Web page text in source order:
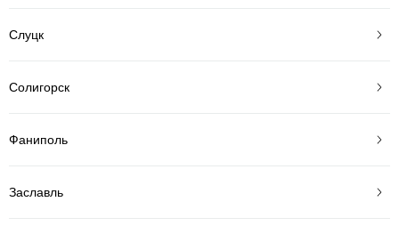
Слуцк
Солигорск
Фаниполь
Заславль